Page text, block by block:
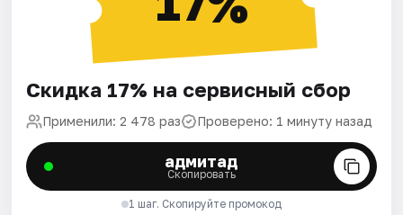
Скидка 17% на сервисный сбор
Применили: 2 478 раз Проверено: 1 минуту назад
адмитад
Скопировать
1 шаг. Скопируйте промокод